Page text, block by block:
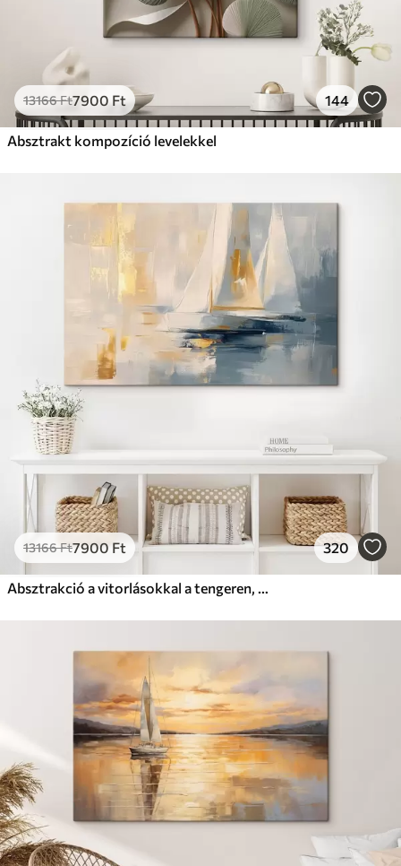
13166Ft7900 Ft 144
Absztrakt kompozíció levelekkel
13166Ft7900 Ft 320
Absztrakció a vitorlásokkal a tengeren, akril stílusban, naplemente